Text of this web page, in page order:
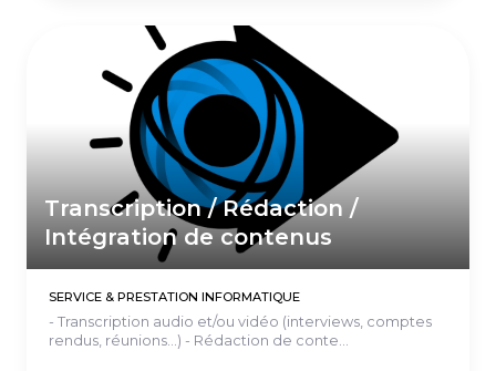
Transcription / Rédaction /
Intégration de contenus
SERVICE & PRESTATION INFORMATIQUE
- Transcription audio et/ou vidéo (interviews, comptes
rendus, réunions...) - Rédaction de conte...